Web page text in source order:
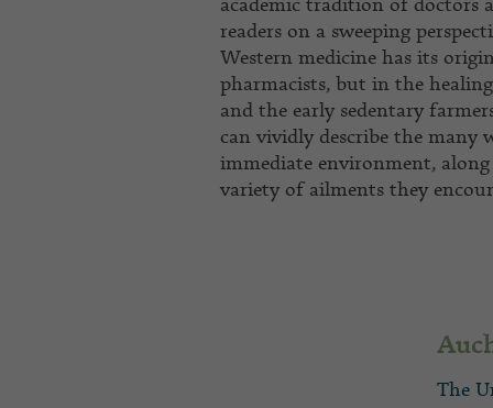
academic tradition of doctors
readers on a sweeping
Western medicine has its
pharmacists, but in the
and the early sedentary
can vividly describe the many
immediate environment,
variety of ailments they
The